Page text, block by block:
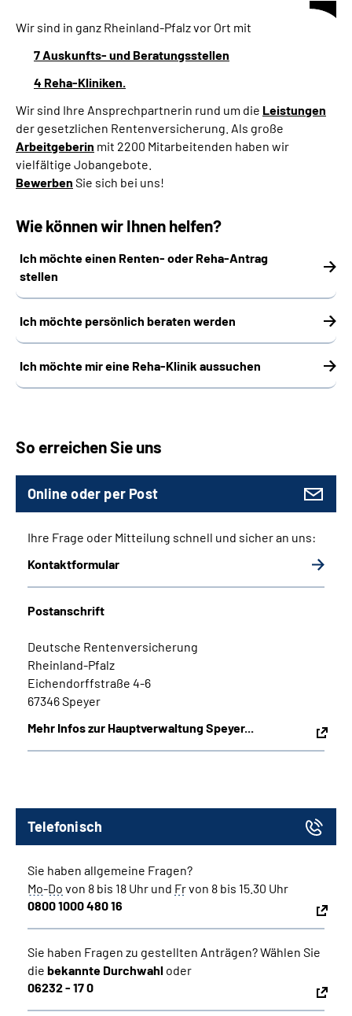
Wir sind in ganz Rheinland-Pfalz vor Ort mit
7 Auskunfts- und Beratungsstellen
4 Reha-Kliniken.
Wir sind Ihre Ansprechpartnerin rund um die Leistungen
der gesetzlichen Rentenversicherung. Als große
Arbeitgeberin mit 2200 Mitarbeitenden haben wir
vielfältige Jobangebote.
Bewerben Sie sich bei uns!
Wie können wir Ihnen helfen?
Ich möchte einen Renten- oder Reha-Antrag
stellen
Ich möchte persönlich beraten werden
Ich möchte mir eine Reha-Klinik aussuchen
So erreichen Sie uns
Online oder per Post
Ihre Frage oder Mitteilung schnell und sicher an uns:
Kontaktformular
Postanschrift
Deutsche Rentenversicherung
Rheinland-Pfalz
Eichendorffstraße 4-6
67346 Speyer
Mehr Infos zur Hauptverwaltung Speyer...
Telefonisch
Sie haben allgemeine Fragen?
Mo-Do von 8 bis 18 Uhr und Frvon 8 bis 15.30 Uhr
0800 1000 480 16
Sie haben Fragen zu gestellten Anträgen? Wählen Sie
die bekannte Durchwahl oder
06232 - 17 0